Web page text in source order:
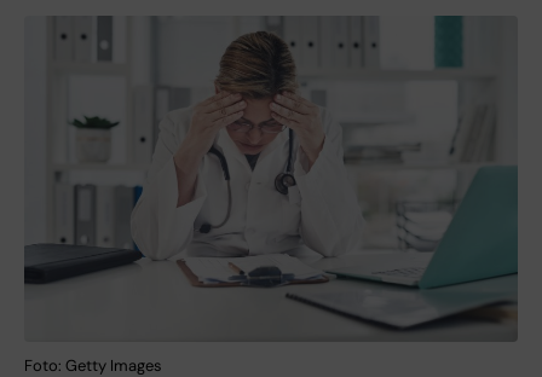
Foto: Getty Images